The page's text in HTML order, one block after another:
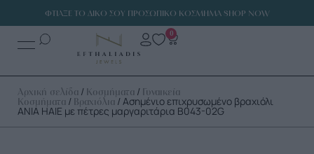
ΦΤΙΑΞΕ ΤΟ ΔΙΚΟ ΣΟΥ ΠΡΟΣΩΠΙΚΟ ΚΟΣΜΗΜΑ SHOP NOW
0
Αρχική σελίδα / Κοσμήματα / Γυναικεία
Κοσμήματα / Βραχιόλια / Ασημένιο επιχρυσωμένο βραχιόλι
ANIA HAIE με πέτρες μαργαριτάρια B043-02G